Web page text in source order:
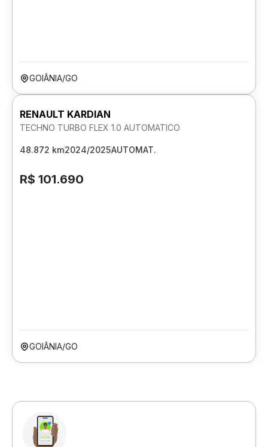
GOIÂNIA/GO
RENAULT KARDIAN
TECHNO TURBO FLEX 1.0 AUTOMATICO
48.872 km2024/2025AUTOMAT.
R$ 101.690
GOIÂNIA/GO